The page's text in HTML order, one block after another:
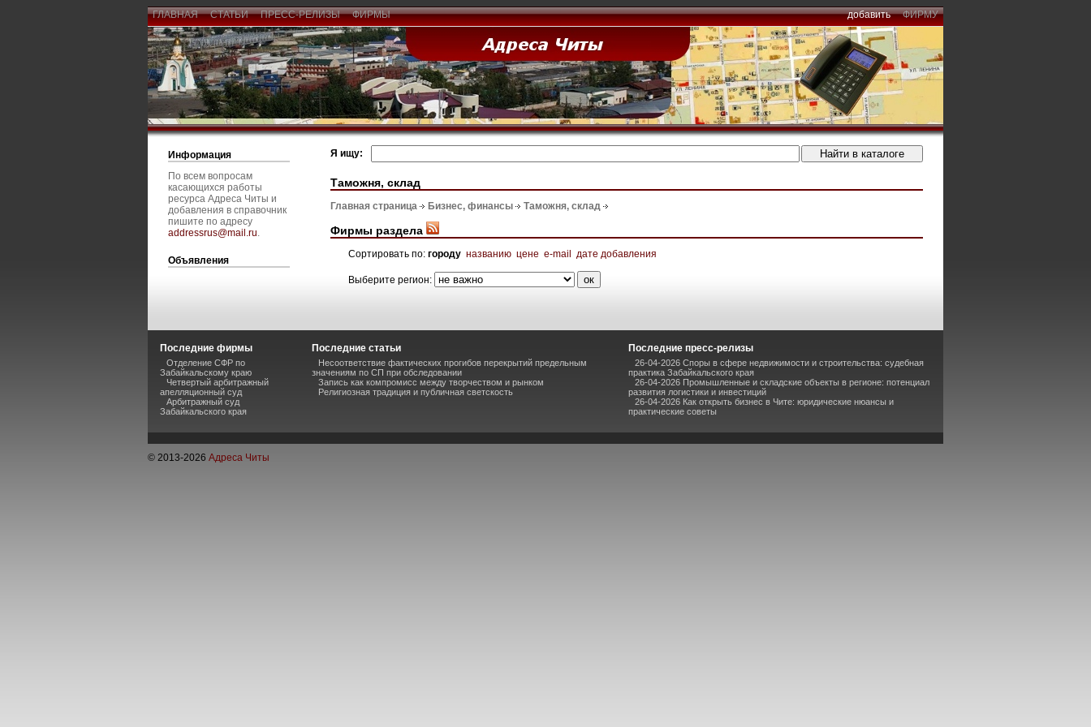
ГЛАВНАЯ СТАТЬИ ПРЕСС-РЕЛИЗЫ ФИРМЫ добавить ФИРМУ
Информация
По всем вопросам
касающихся работы
ресурса Адреса Читы и
добавления в справочник
пишите по адресу
addressrus@mail.ru.
Объявления
Я ищу:
Таможня, склад
Главная страница Бизнес, финансы Таможня, склад
Фирмы раздела
Сортировать по: городу названию цене e-mail дате добавления
Выберите регион:
Последние фирмы
Отделение СФР по
Забайкальскому краю
Четвертый арбитражный
апелляционный суд
Арбитражный суд
Забайкальского края
Последние статьи
Несоответствие фактических прогибов перекрытий предельным
значениям по СП при обследовании
Запись как компромисс между творчеством и рынком
Религиозная традиция и публичная светскость
Последние пресс-релизы
26-04-2026 Споры в сфере недвижимости и строительства: судебная
практика Забайкальского края
26-04-2026 Промышленные и складские объекты в регионе: потенциал
развития логистики и инвестиций
26-04-2026 Как открыть бизнес в Чите: юридические нюансы и
практические советы
© 2013-2026 Адреса Читы